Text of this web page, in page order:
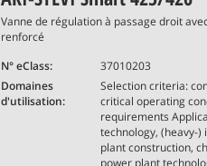
Vanne de régulation à passage droit
renforcé
N° eClass:
37010203
Domaines
d'utilisation:
Selection criteria:
critical operating
requirements
technology, (heavy-)
plant construction,
power plant